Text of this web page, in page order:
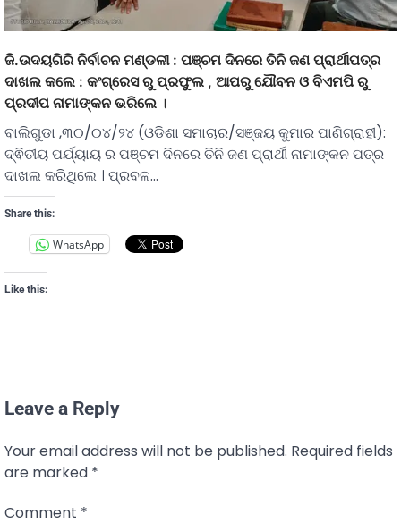
ଜି.ଉଦୟଗିରି ନିର୍ବାଚନ ମଣ୍ଡଳୀ : ପଞ୍ଚମ ଦିନରେ ତିନି ଜଣ ପ୍ରାର୍ଥୀପତ୍ର
ଦାଖଲ କଲେ : କଂଗ୍ରେସ ରୁ ପ୍ରଫୁଲ , ଆପରୁ ଯୌବନ ଓ ବିଏମପି ରୁ
ପ୍ରଦୀପ ନାମାଙ୍କନ ଭରିଲେ ।
ବାଲିଗୁଡା ,୩୦/୦୪/୨୪ (ଓଡିଶା ସମାଚାର/ସଞ୍ଜୟ କୁମାର ପାଣିଗ୍ରାହୀ):
ଦ୍ଵିତୀୟ ପର୍ଯ୍ୟାୟ ର ପଞ୍ଚମ ଦିନରେ ତିନି ଜଣ ପ୍ରାର୍ଥୀ ନାମାଙ୍କନ ପତ୍ର
ଦାଖଲ କରିଥିଲେ । ପ୍ରବଳ…
Share this:
WhatsApp
Like this:
Leave a Reply
Your email address will not be published. Required fields
are marked *
Comment *